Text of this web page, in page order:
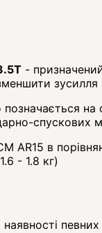
-
на
спускових
AR15 в
- 1.8 кг)